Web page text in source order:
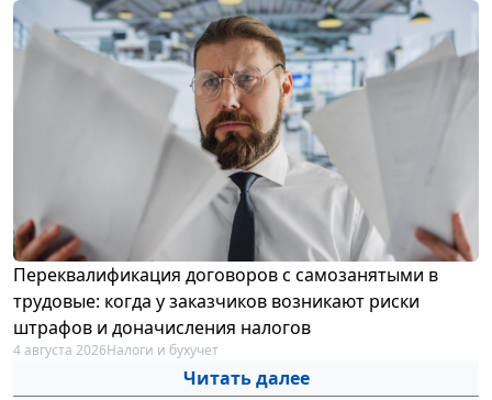
Переквалификация договоров с самозанятыми в
трудовые: когда у заказчиков возникают риски
штрафов и доначисления налогов
4 августа 2026Налоги и бухучет
Читать далее